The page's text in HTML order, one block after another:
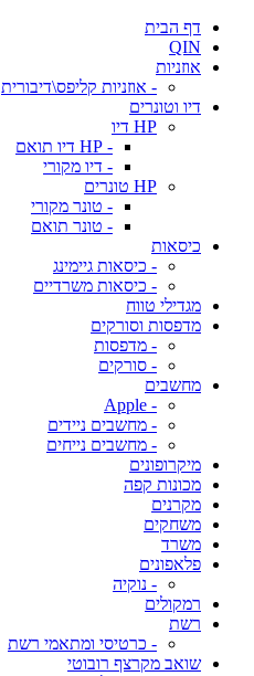
דף הבית
QIN
אוזניות
- אוזניות קליפס\דיבורית
דיו וטונרים
HP דיו
- HP דיו תואם
- דיו מקורי
HP טונרים
- טונר מקורי
- טונר תואם
כיסאות
- כיסאות גיימינג
- כיסאות משרדיים
מגדילי טווח
מדפסות וסורקים
- מדפסות
- סורקים
מחשבים
- Apple
- מחשבים ניידים
- מחשבים נייחים
מיקרופונים
מכונות קפה
מקרנים
משחקים
משרד
פלאפונים
- נוקיה
רמקולים
רשת
- כרטיסי ומתאמי רשת
שואב מקרצף רובוטי